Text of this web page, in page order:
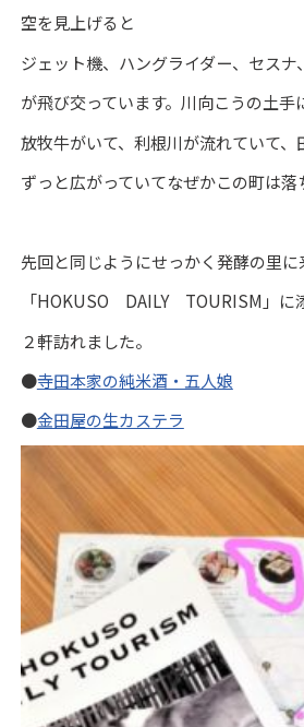
空を見上げると
ジェット機、ハングライダー、セスナ
が飛び交っています。川向こうの土手
放牧牛がいて、利根川が流れていて、
ずっと広がっていてなぜかこの町は落
先回と同じようにせっかく発酵の里に
「HOKUSO DAILY TOURISM」に
２軒訪れました。
●寺田本家の純米酒・五人娘
●金田屋の生カステラ